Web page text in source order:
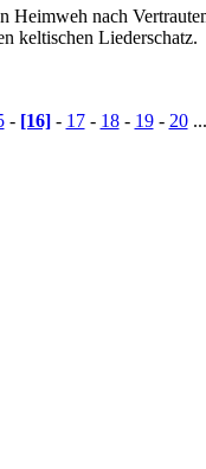
nach
keltischen Liederschatz.
- [16]- 17- 18- 19- 20...